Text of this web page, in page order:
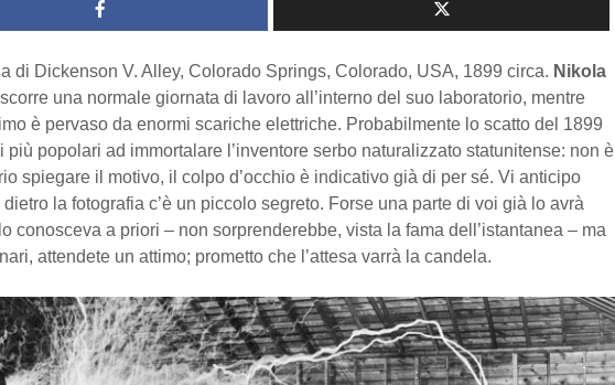
di Dickenson V. Alley, Colorado Springs, Colorado, USA, 1899 circa. Nikola
una normale giornata di lavoro all’interno del suo laboratorio, mentre
è pervaso da enormi scariche elettriche. Probabilmente lo scatto del 1899
più popolari ad immortalare l’inventore serbo naturalizzato statunitense: non è
spiegare il motivo, il colpo d’occhio è indicativo già di per sé. Vi anticipo
dietro la fotografia c’è un piccolo segreto. Forse una parte di voi già lo avrà
conosceva a priori – non sorprenderebbe, vista la fama dell’istantanea – ma
attendete un attimo; prometto che l’attesa varrà la candela.